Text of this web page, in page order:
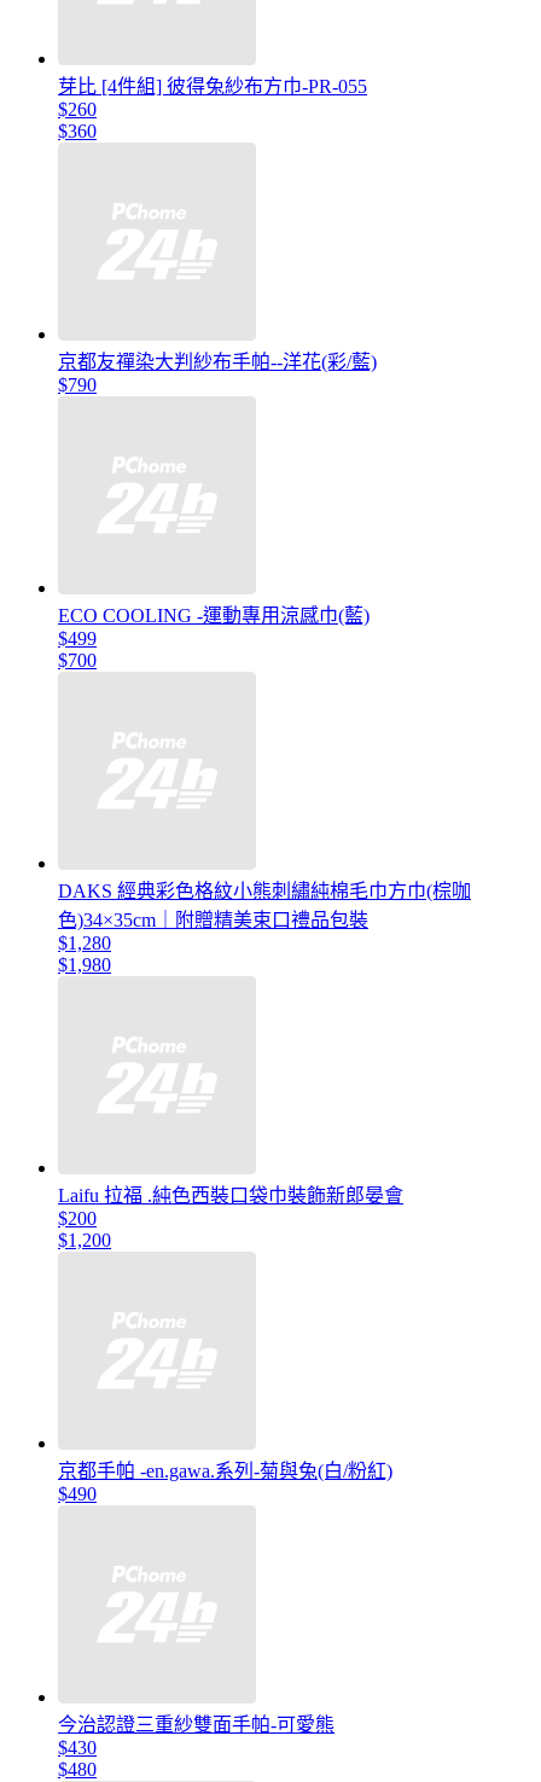
芽比 [4件組] 彼得兔紗布方巾-PR-055
$260
$360
京都友禪染大判紗布手帕--洋花(彩/藍)
$790
ECO COOLING -運動專用涼感巾(藍)
$499
$700
DAKS 經典彩色格紋小熊刺繡純棉毛巾方巾(棕咖
色)34×35cm｜附贈精美束口禮品包裝
$1,280
$1,980
Laifu 拉福 .純色西裝口袋巾裝飾新郎晏會
$200
$1,200
京都手帕 -en.gawa.系列-菊與兔(白/粉紅)
$490
今治認證三重紗雙面手帕-可愛熊
$430
$480